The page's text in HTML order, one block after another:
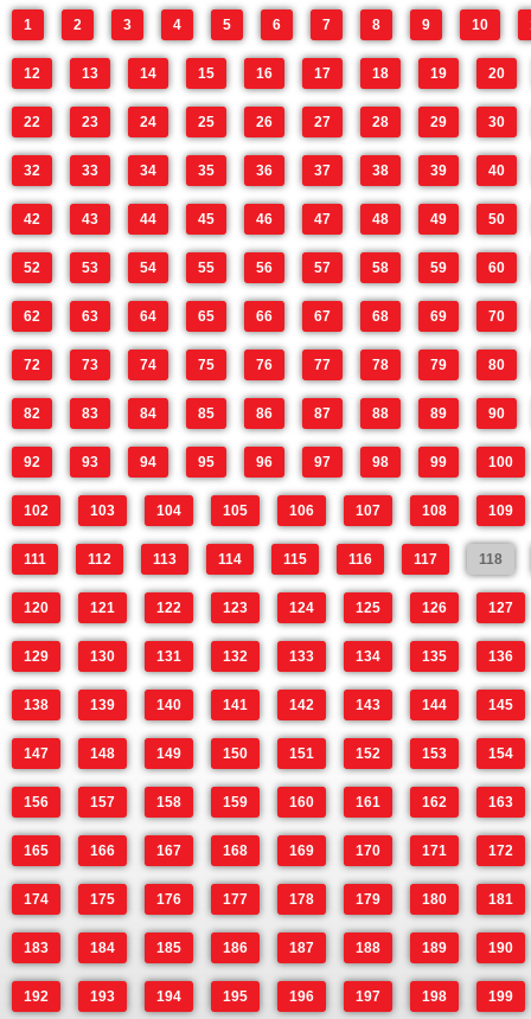
1 2 3 4 5 6 7 8 9 10
12 13 14 15 16 17 18 19 20
22 23 24 25 26 27 28 29 30
32 33 34 35 36 37 38 39 40
42 43 44 45 46 47 48 49 50
52 53 54 55 56 57 58 59 60
62 63 64 65 66 67 68 69 70
72 73 74 75 76 77 78 79 80
82 83 84 85 86 87 88 89 90
92 93 94 95 96 97 98 99 100
102 103 104 105 106 107 108 109
111 112 113 114 115 116 117 118
120 121 122 123 124 125 126 127
129 130 131 132 133 134 135 136
138 139 140 141 142 143 144 145
147 148 149 150 151 152 153 154
156 157 158 159 160 161 162 163
165 166 167 168 169 170 171 172
174 175 176 177 178 179 180 181
183 184 185 186 187 188 189 190
192 193 194 195 196 197 198 199